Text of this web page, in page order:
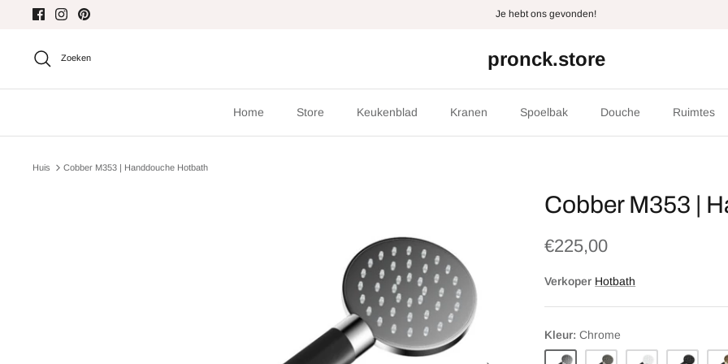
Meteen
content
Je hebt ons gevonden!
Zoeken pronck.store
Home Store Keukenblad Kranen Spoelbak Douche Ruimtes
Huis Cobber M353 | Handdouche Hotbath
Cobber M353 |
€225,00
Verkoper Hotbath
Kleur Chrome
Chrome
Brushed
Matt
Matt